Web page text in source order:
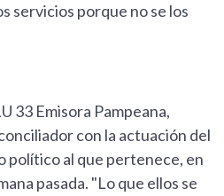
servicios porque no se los
33 Emisora Pampeana,
con la actuación del
político al que pertenece, en
pasada. "Lo que ellos se